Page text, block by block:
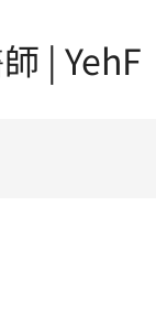
| YehF